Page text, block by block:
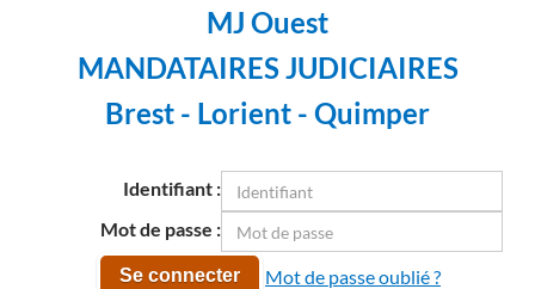
MJ Ouest
MANDATAIRES JUDICIAIRES
Brest - Lorient - Quimper
Identifiant :
Mot de passe :
Se connecter Mot de passe oublié ?